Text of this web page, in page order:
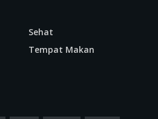
Sehat
Tempat Makan